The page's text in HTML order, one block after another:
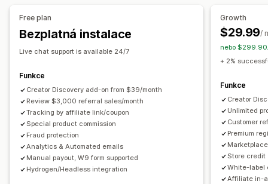
Sledování úspěchů
Automatické sledování
Hromadné generování odkazů
Automaticky otevíraná okna po nákupu
Sledování produktů
Ochrana proti podvodům
Sledování v reálném čase
Prostředí pro affiliate partnery
Vlastní panely Vlastní registrace
Vlastní odkazy a slevy Vlastní doména
Vlastní formuláře
Vlastní prosazování značky
Free plan
Bezplatná instalace
Live chat support is available 24/7
Funkce
Creator Discovery add-on from $39/month
Review $3,000 referral sales/month
Tracking by affiliate link/coupon
Special product commission
Fraud protection
Analytics & Automated emails
Manual payout, W9 form supported
Hydrogen/Headless integration
Growth
$29.99/
nebo
+ 2%
Funkce
Creator
Unlimited
Customer
Premium
Store credit
White-label
Affiliate in-